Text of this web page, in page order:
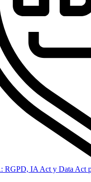
RGPD, IA Act y Data Act